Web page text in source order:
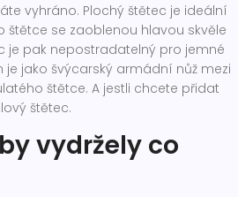
vyhráno. Plochý štětec je ideální
se zaoblenou hlavou skvěle
je pak nepostradatelný pro jemné
jako švýcarský armádní nůž mezi
štětce. A jestli chcete přidat
štětec.
vydržely co